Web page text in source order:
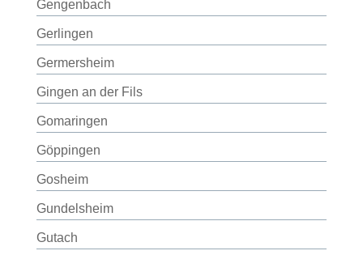
Gengenbach
Gerlingen
Germersheim
Gingen an der Fils
Gomaringen
Göppingen
Gosheim
Gundelsheim
Gutach